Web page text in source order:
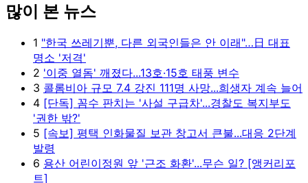
많이 본 뉴스
1 "한국 쓰레기뿐, 다른 외국인들은 안 이래"…日 대표
명소 '저격'
2 '이중 열돔' 깨졌다...13호·15호 태풍 변수
3 콜롬비아 규모 7.4 강진 111명 사망...희생자 계속 늘어
4 [단독] 꼼수 판치는 '사설 구급차'...경찰도 복지부도
'권한 밖?'
5 [속보] 평택 인화물질 보관 창고서 큰불...대응 2단계
발령
6 용산 어린이정원 앞 '근조 화환'...무슨 일? [앵커리포
트]